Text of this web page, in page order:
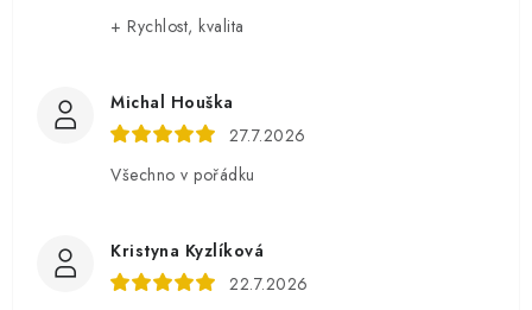
+ Rychlost, kvalita
Michal Houška
27.7.2026
Všechno v pořádku
Kristyna Kyzlíková
22.7.2026